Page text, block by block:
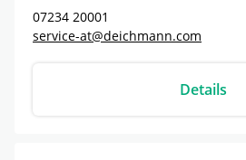
07234 20001
service-at@deichmann.com
Details